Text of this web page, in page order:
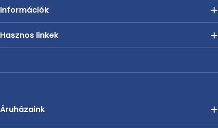
Információk
Hasznos linkek
Áruházaink